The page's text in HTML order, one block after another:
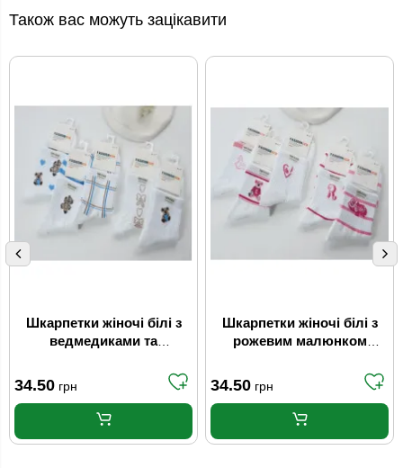
Також вас можуть зацікавити
Шкарпетки жіночі білі з
ведмедиками та
Fashion Мікс (р.22-24)
34.50 грн
Шкарпетки жіночі білі з
рожевим малюнком
34.50 грн